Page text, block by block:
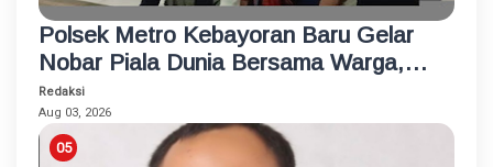
Polsek Metro Kebayoran Baru Gelar
Nobar Piala Dunia Bersama Warga,
Pererat Silaturahmi dan Jaga
Kamtibmas
Redaksi
Aug 03, 2026